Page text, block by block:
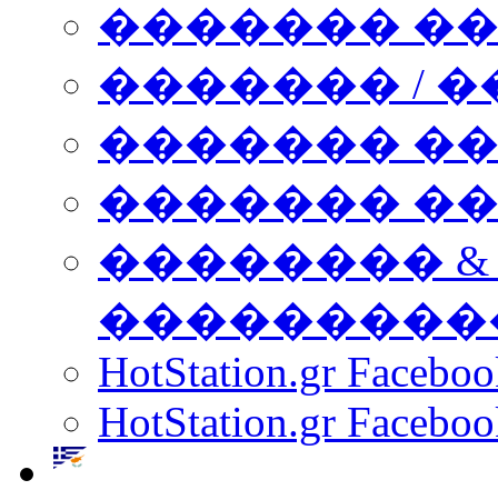
�������
������� /
�������
������� ���
��������
HotStation.gr
HotStation.gr